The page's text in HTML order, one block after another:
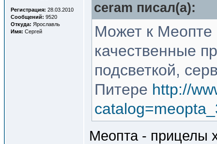
Регистрация: 28.03.2010
Сообщений: 9520
Откуда: Ярославль
Имя: Сергей
ceram писал(a):
Может к Меопте
качественные
подсветкой,
Питере http://
Меопта - прицелы